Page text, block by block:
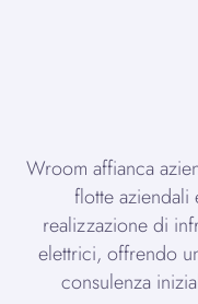
Wroom affianca
flotte
realizzazione di
elettrici, offrendo
consulenza